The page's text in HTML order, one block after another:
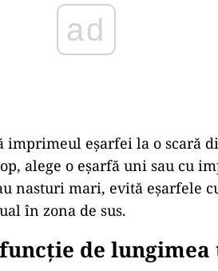
ad
imprimeul eșarfei la o scară
alege o eșarfă uni sau cu
nasturi mari, evită eșarfele
în zona de sus.
de